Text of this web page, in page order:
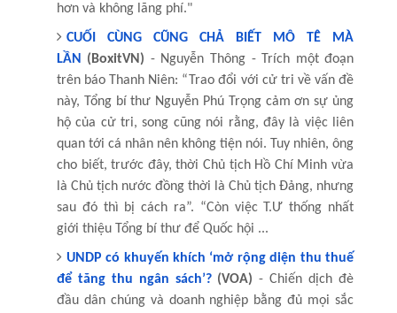
hơn và không lãng phí."
CUỐI CÙNG CŨNG CHẢ BIẾT MÔ TÊ MÀ
LẦN
(BoxitVN) - Nguyễn Thông - Trích một đoạn
trên báo Thanh Niên: “Trao đổi với cử tri về vấn đề
này, Tổng bí thư Nguyễn Phú Trọng cảm ơn sự ủng
hộ của cử tri, song cũng nói rằng, đây là việc liên
quan tới cá nhân nên không tiện nói. Tuy nhiên, ông
cho biết, trước đây, thời Chủ tịch Hồ Chí Minh vừa
là Chủ tịch nước đồng thời là Chủ tịch Đảng, nhưng
sau đó thì bị cách ra”. “Còn việc T.Ư thống nhất
giới thiệu Tổng bí thư để Quốc hội ...
UNDP có khuyến khích ‘mở rộng diện thu thuế
để tăng thu ngân sách’?(VOA) - Chiến dịch đè
đầu dân chúng và doanh nghiệp bằng đủ mọi sắc